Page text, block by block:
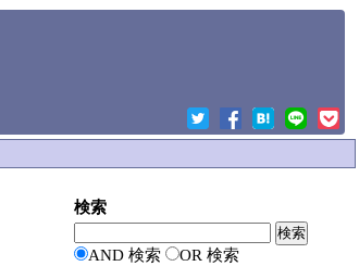
検索
AND 検索 OR 検索